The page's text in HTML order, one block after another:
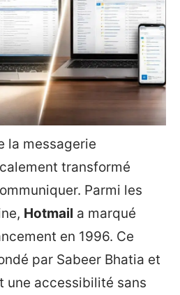
la messagerie
transformé
Parmi les
Hotmail a marqué
en 1996. Ce
par Sabeer Bhatia et
une accessibilité sans